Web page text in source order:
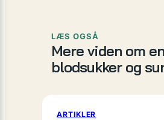
LÆS OGSÅ
Mere viden om
blodsukker og
ARTIKLER